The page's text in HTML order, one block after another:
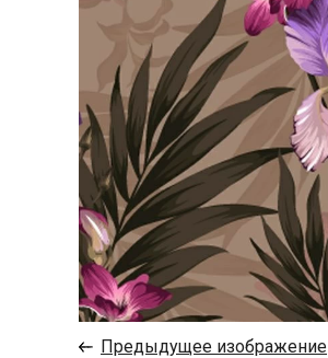
← Предыдущее изображение